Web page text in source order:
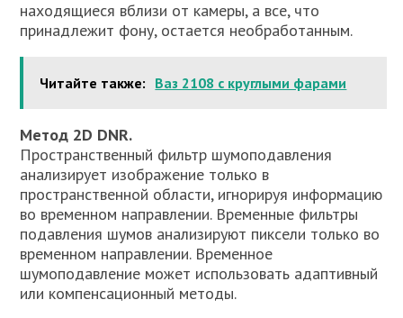
находящиеся вблизи от камеры, а все, что
принадлежит фону, остается необработанным.
Читайте также: Ваз 2108 с круглыми фарами
Метод 2D DNR.
Пространственный фильтр шумоподавления
анализирует изображение только в
пространственной области, игнорируя информацию
во временном направлении. Временные фильтры
подавления шумов анализируют пиксели только во
временном направлении. Временное
шумоподавление может использовать адаптивный
или компенсационный методы.